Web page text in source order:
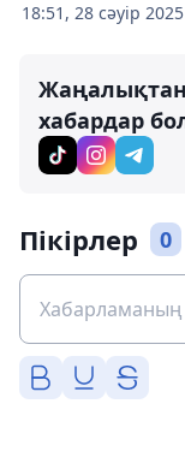
18:51, 28 сәуір 2025
хабардар
Пікірлер 0